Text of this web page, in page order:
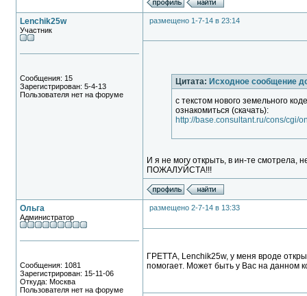
Lenchik25w
Участник
Сообщения: 15
Зарегистрирован: 5-4-13
Пользователя нет на форуме
размещено 1-7-14 в 23:14
Цитата: Исходное сообщение
с текстом нового земельного
ознакомиться (скачать):
http://base.consultant.ru/cons/cgi/
И я не могу открыть, в ин-те смотрела,
ПОЖАЛУЙСТА!!!
Ольга
Администратор
Сообщения: 1081
Зарегистрирован: 15-11-06
Откуда: Москва
Пользователя нет на форуме
размещено 2-7-14 в 13:33
ГРЕТТА, Lenchik25w, у меня вроде
помогает. Может быть у Вас на данном